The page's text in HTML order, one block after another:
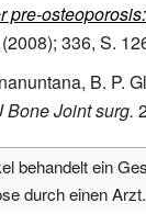
pre-
(2008); 336, S.
B. P.
Bone Joint surg.
behandelt ein
durch einen